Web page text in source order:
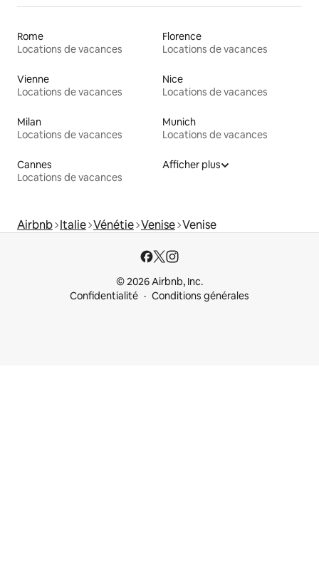
Rome
Locations de vacances
Florence
Locations de vacances
Vienne
Locations de vacances
Nice
Locations de vacances
Milan
Locations de vacances
Munich
Locations de vacances
Cannes
Locations de vacances
Afficher plus
Airbnb Italie Vénétie Venise Venise
© 2026 Airbnb, Inc.
Confidentialité
Conditions générales